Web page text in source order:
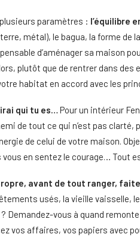
paramètres : l’équilibre
métal), le bagua, la forme de
d’aménager sa maison
plutôt que de rentrer dans
habitat en accord avec les
qui tu es…Pour un intérieur
de tout ce qui n’est pas
de celui de votre maison.
en sentez le courage… Tout
avant de tout ranger,
usés, la vieille vaisselle,
Demandez-vous à quand
vos affaires, vos papiers avec